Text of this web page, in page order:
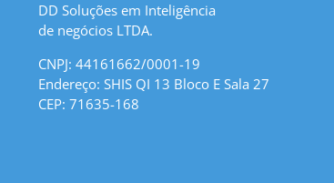
DD Soluções em Inteligência
de negócios LTDA.
CNPJ: 44161662/0001-19
Endereço: SHIS QI 13 Bloco E Sala 27
CEP: 71635-168